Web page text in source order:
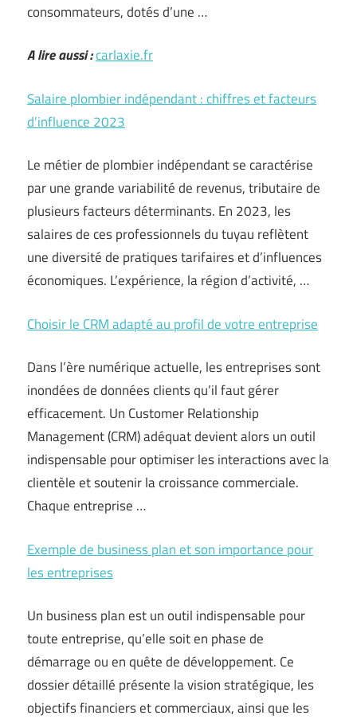
consommateurs, dotés d’une …
A lire aussi :carlaxie.fr
Salaire plombier indépendant : chiffres et facteurs
d’influence 2023
Le métier de plombier indépendant se caractérise
par une grande variabilité de revenus, tributaire de
plusieurs facteurs déterminants. En 2023, les
salaires de ces professionnels du tuyau reflètent
une diversité de pratiques tarifaires et d’influences
économiques. L’expérience, la région d’activité, …
Choisir le CRM adapté au profil de votre entreprise
Dans l’ère numérique actuelle, les entreprises sont
inondées de données clients qu’il faut gérer
efficacement. Un Customer Relationship
Management (CRM) adéquat devient alors un outil
indispensable pour optimiser les interactions avec la
clientèle et soutenir la croissance commerciale.
Chaque entreprise …
Exemple de business plan et son importance pour
les entreprises
Un business plan est un outil indispensable pour
toute entreprise, qu’elle soit en phase de
démarrage ou en quête de développement. Ce
dossier détaillé présente la vision stratégique, les
objectifs financiers et commerciaux, ainsi que les